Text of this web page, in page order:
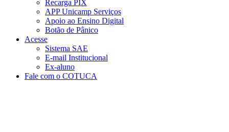
Recarga PIX
APP Unicamp Serviços
Apoio ao Ensino Digital
Botão de Pânico
Acesse
Sistema SAE
E-mail Institucional
Ex-aluno
Fale com o COTUCA